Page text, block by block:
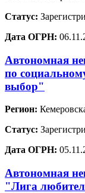
Статус:
Дата ОГРН:
Автономная
по
выбор"
Регион:
Статус:
Дата ОГРН:
Автономная
"Лига